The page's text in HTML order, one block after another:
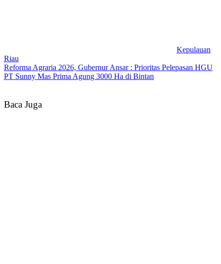
Kepulauan
Riau
Reforma Agraria 2026, Gubernur Ansar : Prioritas Pelepasan HGU
PT Sunny Mas Prima Agung 3000 Ha di Bintan
Baca Juga